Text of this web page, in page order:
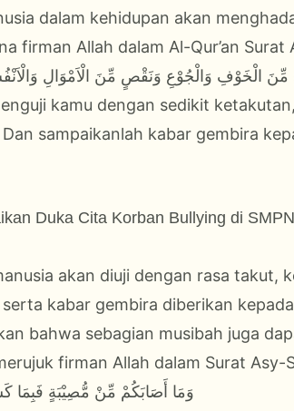
dalam kehidupan akan
firman Allah dalam Al-Qur’an
مِّنَ الْخَوْفِ وَالْجُوْعِ وَنَقْصٍ مِّنَ الْاَمْوَالِ
kamu dengan sedikit
sampaikanlah kabar gembira
Duka Cita Korban Bullying di
akan diuji dengan rasa takut,
kabar gembira diberikan
bahwa sebagian musibah juga
firman Allah dalam Surat Asy-
وَمَا أَصَابَكُمْ مِّنْ مُّصِيْبَةٍ فَبِمَا